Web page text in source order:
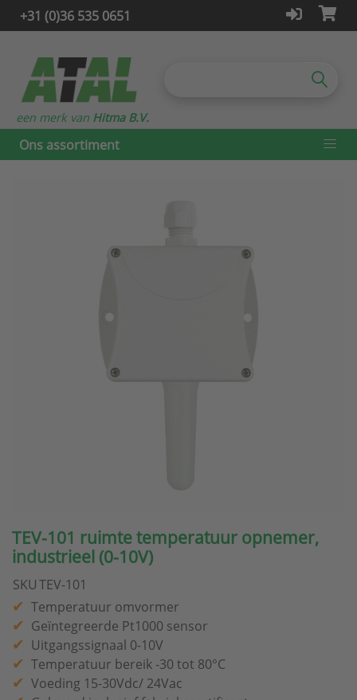
+31 (0)36 535 0651
Ons assortiment
een merk van Hitma B.V.
TEV-101 ruimte temperatuur opnemer,
industrieel (0-10V)
SKUTEV-101
Temperatuur omvormer
Geïntegreerde Pt1000 sensor
Uitgangssignaal 0-10V
Temperatuur bereik -30 tot 80°C
Voeding 15-30Vdc/ 24Vac